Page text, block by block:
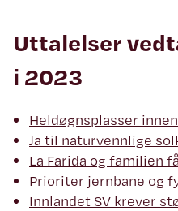
Uttalelser
i 2023
Heldøgnsplasser
Ja til naturvennlige
La Farida og familien
Prioriter jernbane og
Innlandet SV krever